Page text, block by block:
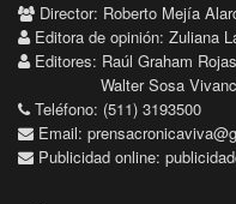
Director: Roberto Mejía
Editora de opinión: Zuliana
Editores: Raúl Graham Rojas
Walter Sosa
Teléfono: (511) 3193500
Email:
Publicidad online: